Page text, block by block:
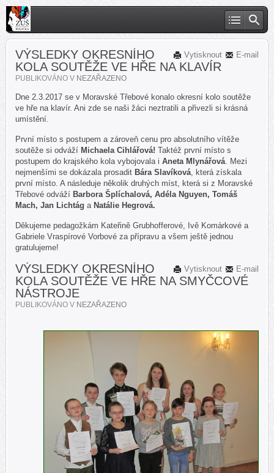
E-mail
Vytisknout
VÝSLEDKY OKRESNÍHO
KOLA SOUTĚŽE VE HŘE NA KLAVÍR
PUBLIKOVÁNO V NEZAŘAZENO
Dne 2.3.2017 se v Moravské Třebové konalo okresní kolo soutěže
ve hře na klavír. Ani zde se naši žáci neztratili a přivezli si krásná
umístění.
První místo s postupem a zároveň cenu pro absolutního vítěže
soutěže si odváží Michaela Cihlářová! Taktéž první místo s
postupem do krajského kola vybojovala i Aneta Mlynářová. Mezi
nejmenšími se dokázala prosadit Bára Slavíková, která získala
první místo. A následuje několik druhých míst, která si z Moravské
Třebové odváží Barbora Šplíchalová, Adéla Nguyen, Tomáš
Mach, Jan Lichtág aNatálie Hegrová.
Děkujeme pedagožkám Kateřině Grubhofferové, Ivě Komárkové a
Gabriele Vraspírové Vorbové za přípravu a všem ještě jednou
gratulujeme!
E-mail
Vytisknout
VÝSLEDKY OKRESNÍHO
KOLA SOUTĚŽE VE HŘE NA SMYČCOVÉ
NÁSTROJE
PUBLIKOVÁNO V NEZAŘAZENO